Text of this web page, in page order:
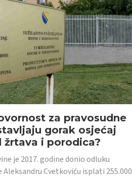
za pravosudne
gorak osjećaj
žrtava i porodica?
je 2017. godine donio odluku
Aleksandru Cvetkoviću isplati 255.000